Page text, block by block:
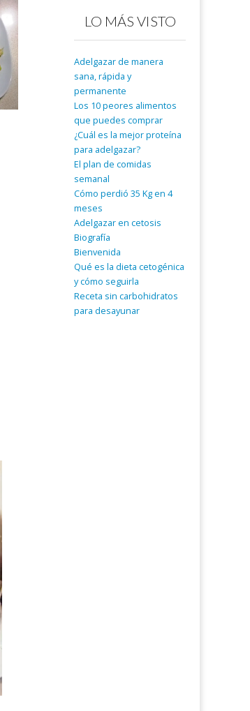
LO MÁS VISTO
Adelgazar de manera
sana, rápida y
permanente
Los 10 peores alimentos
que puedes comprar
¿Cuál es la mejor proteína
para adelgazar?
El plan de comidas
semanal
Cómo perdió 35 Kg en 4
meses
Adelgazar en cetosis
Biografía
Bienvenida
Qué es la dieta cetogénica
y cómo seguirla
Receta sin carbohidratos
para desayunar